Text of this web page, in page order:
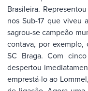
Brasileira.
nos Sub-17 que viveu
sagrou-se campeão
contava, por
SC Braga. Com
despertou
emprestá-lo ao